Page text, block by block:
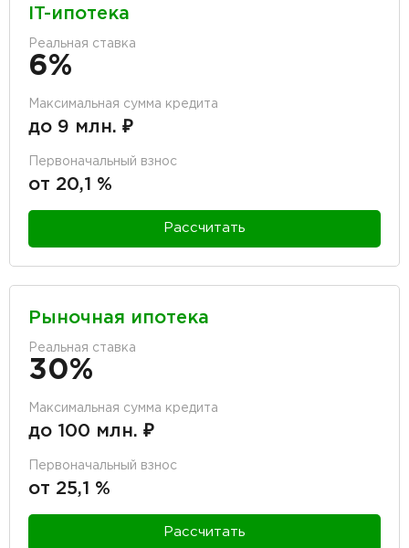
IT-ипотека
Реальная ставка
6%
Максимальная сумма кредита
до 9 млн. ₽
Первоначальный взнос
от 20,1 %
Рассчитать
Рыночная ипотека
Реальная ставка
30%
Максимальная сумма кредита
до 100 млн. ₽
Первоначальный взнос
от 25,1 %
Рассчитать